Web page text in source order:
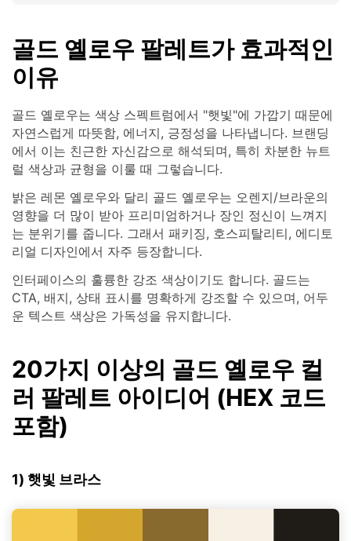
골드 옐로우 팔레트가 효과적인
이유
골드 옐로우는 색상 스펙트럼에서 "햇빛"에 가깝기 때문에
자연스럽게 따뜻함, 에너지, 긍정성을 나타냅니다. 브랜딩
에서 이는 친근한 자신감으로 해석되며, 특히 차분한 뉴트
럴 색상과 균형을 이룰 때 그렇습니다.
밝은 레몬 옐로우와 달리 골드 옐로우는 오렌지/브라운의
영향을 더 많이 받아 프리미엄하거나 장인 정신이 느껴지
는 분위기를 줍니다. 그래서 패키징, 호스피탈리티, 에디토
리얼 디자인에서 자주 등장합니다.
인터페이스의 훌륭한 강조 색상이기도 합니다. 골드는
CTA, 배지, 상태 표시를 명확하게 강조할 수 있으며, 어두
운 텍스트 색상은 가독성을 유지합니다.
20가지 이상의 골드 옐로우 컬
러 팔레트 아이디어 (HEX 코드
포함)
1) 햇빛 브라스